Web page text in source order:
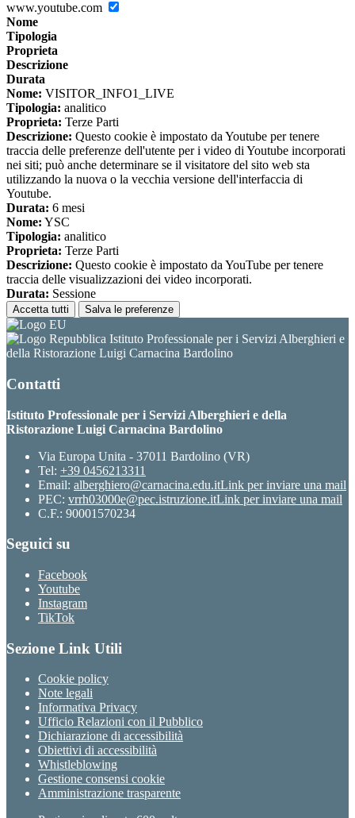
www.youtube.com
Nome
Tipologia
Proprieta
Descrizione
Durata
Nome: VISITOR_INFO1_LIVE
Tipologia: analitico
Proprieta: Terze Parti
Descrizione: Questo cookie è impostato da Youtube per tenere
traccia delle preferenze dell'utente per i video di Youtube incorporati
nei siti; può anche determinare se il visitatore del sito web sta
utilizzando la nuova o la vecchia versione dell'interfaccia di
Youtube.
Durata: 6 mesi
Nome: YSC
Tipologia: analitico
Proprieta: Terze Parti
Descrizione: Questo cookie è impostato da YouTube per tenere
traccia delle visualizzazioni dei video incorporati.
Durata: Sessione
Accetta tutti Salva le preferenze
Istituto Professionale per i Servizi Alberghieri e
della Ristorazione Luigi Carnacina Bardolino
Contatti
Istituto Professionale per i Servizi Alberghieri e della
Ristorazione Luigi Carnacina Bardolino
Via Europa Unita - 37011 Bardolino (VR)
Tel: +39 0456213311
Email: alberghiero@carnacina.edu.itLink per inviare una mail
PEC: vrrh03000e@pec.istruzione.itLink per inviare una mail
C.F.: 90001570234
Seguici su
Facebook
Youtube
Instagram
TikTok
Sezione Link Utili
Cookie policy
Note legali
Informativa Privacy
Ufficio Relazioni con il Pubblico
Dichiarazione di accessibilità
Obiettivi di accessibilità
Whistleblowing
Gestione consensi cookie
Amministrazione trasparente